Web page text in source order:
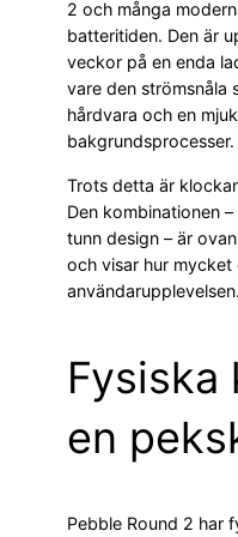
2 och många
batteritiden. Den är
veckor på en enda
vare den strömsnåla
hårdvara och en
bakgrundsprocesser.
Trots detta är
Den kombinationen
tunn design – är
och visar hur
användarupplevelsen.
Fysiska
en
Pebble Round 2 har